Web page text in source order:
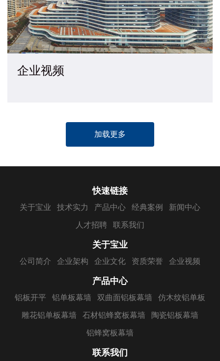
企业视频
加载更多
快速链接
关于宝业 技术实力 产品中心 经典案例 新闻中心
人才招聘 联系我们
关于宝业
公司简介 企业架构 企业文化 资质荣誉 企业视频
产品中心
铝板开平 铝单板幕墙 双曲面铝板幕墙 仿木纹铝单板
雕花铝单板幕墙 石材铝蜂窝板幕墙 陶瓷铝板幕墙
铝蜂窝板幕墙
联系我们